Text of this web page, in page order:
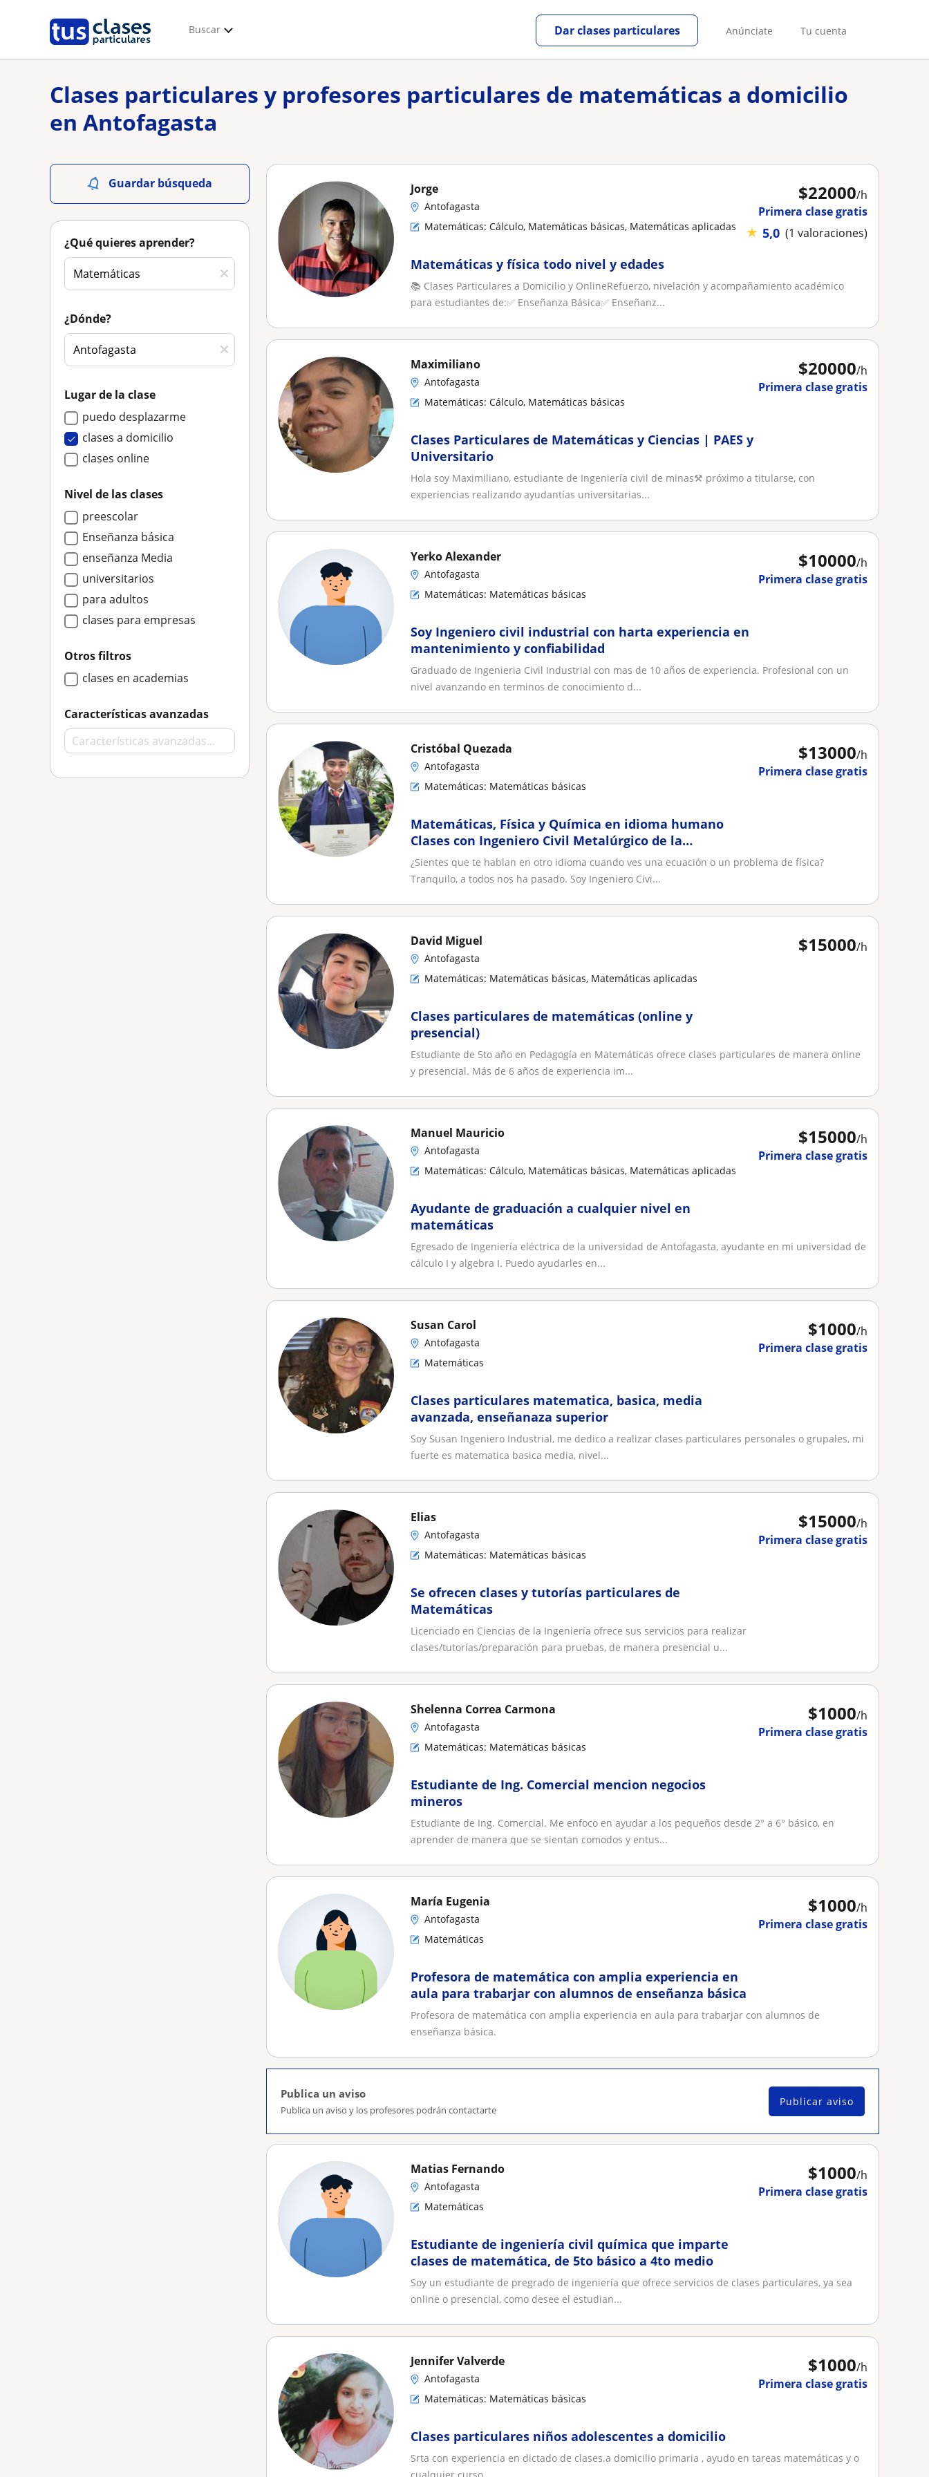
Buscar Anúnciate Tu cuenta
Dar clases particulares
Clases particulares y profesores particulares de matemáticas a domicilio
en Antofagasta
Guardar búsqueda
¿Qué quieres aprender?
¿Dónde?
Lugar de la clase
puedo desplazarme
clases a domicilio
clases online
Nivel de las clases
preescolar
Enseñanza básica
enseñanza Media
universitarios
para adultos
clases para empresas
Otros filtros
clases en academias
Características avanzadas
$22000/h
Primera clase gratis
★ 5,0 (1 valoraciones)
Jorge
Antofagasta
Matemáticas: Cálculo, Matemáticas básicas, Matemáticas aplicadas
Matemáticas y física todo nivel y edades
📚 Clases Particulares a Domicilio y OnlineRefuerzo, nivelación y acompañamiento académico
para estudiantes de:✅ Enseñanza Básica✅ Enseñanz...
$20000/h
Primera clase gratis
Maximiliano
Antofagasta
Matemáticas: Cálculo, Matemáticas básicas
Clases Particulares de Matemáticas y Ciencias | PAES y
Universitario
Hola soy Maximiliano, estudiante de Ingeniería civil de minas⚒️ próximo a titularse, con
experiencias realizando ayudantías universitarias...
$10000/h
Primera clase gratis
Yerko Alexander
Antofagasta
Matemáticas: Matemáticas básicas
Soy Ingeniero civil industrial con harta experiencia en
mantenimiento y confiabilidad
Graduado de Ingenieria Civil Industrial con mas de 10 años de experiencia. Profesional con un
nivel avanzando en terminos de conocimiento d...
$13000/h
Primera clase gratis
Cristóbal Quezada
Antofagasta
Matemáticas: Matemáticas básicas
Matemáticas, Física y Química en idioma humano
Clases con Ingeniero Civil Metalúrgico de la
Universidad Técnica Federico Santa maría
¿Sientes que te hablan en otro idioma cuando ves una ecuación o un problema de física?
Tranquilo, a todos nos ha pasado. Soy Ingeniero Civi...
$15000/h
David Miguel
Antofagasta
Matemáticas: Matemáticas básicas, Matemáticas aplicadas
Clases particulares de matemáticas (online y
presencial)
Estudiante de 5to año en Pedagogía en Matemáticas ofrece clases particulares de manera online
y presencial. Más de 6 años de experiencia im...
$15000/h
Primera clase gratis
Manuel Mauricio
Antofagasta
Matemáticas: Cálculo, Matemáticas básicas, Matemáticas aplicadas
Ayudante de graduación a cualquier nivel en
matemáticas
Egresado de Ingeniería eléctrica de la universidad de Antofagasta, ayudante en mi universidad de
cálculo I y algebra I. Puedo ayudarles en...
$1000/h
Primera clase gratis
Susan Carol
Antofagasta
Matemáticas
Clases particulares matematica, basica, media
avanzada, enseñanaza superior
Soy Susan Ingeniero Industrial, me dedico a realizar clases particulares personales o grupales, mi
fuerte es matematica basica media, nivel...
$15000/h
Primera clase gratis
Elias
Antofagasta
Matemáticas: Matemáticas básicas
Se ofrecen clases y tutorías particulares de
Matemáticas
Licenciado en Ciencias de la Ingeniería ofrece sus servicios para realizar
clases/tutorías/preparación para pruebas, de manera presencial u...
$1000/h
Primera clase gratis
Shelenna Correa Carmona
Antofagasta
Matemáticas: Matemáticas básicas
Estudiante de Ing. Comercial mencion negocios
mineros
Estudiante de Ing. Comercial. Me enfoco en ayudar a los pequeños desde 2° a 6° básico, en
aprender de manera que se sientan comodos y entus...
$1000/h
Primera clase gratis
María Eugenia
Antofagasta
Matemáticas
Profesora de matemática con amplia experiencia en
aula para trabarjar con alumnos de enseñanza básica
Profesora de matemática con amplia experiencia en aula para trabarjar con alumnos de
enseñanza básica.
Publica un aviso
Publica un aviso y los profesores podrán contactarte
Publicar aviso
$1000/h
Primera clase gratis
Matias Fernando
Antofagasta
Matemáticas
Estudiante de ingeniería civil química que imparte
clases de matemática, de 5to básico a 4to medio
Soy un estudiante de pregrado de ingeniería que ofrece servicios de clases particulares, ya sea
online o presencial, como desee el estudian...
$1000/h
Primera clase gratis
Jennifer Valverde
Antofagasta
Matemáticas: Matemáticas básicas
Clases particulares niños adolescentes a domicilio
Srta con experiencia en dictado de clases.a domicilio primaria , ayudo en tareas matemáticas y o